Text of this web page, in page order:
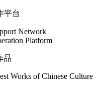
平台
Network
Platform
品
Works of Chinese Culture